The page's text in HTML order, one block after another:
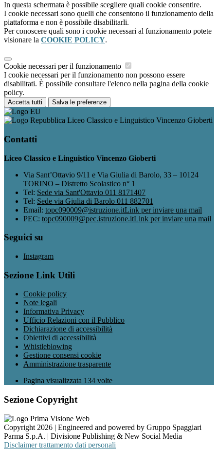
In questa schermata è possibile scegliere quali cookie consentire.
I cookie necessari sono quelli che consentono il funzionamento della
piattaforma e non è possibile disabilitarli.
Per conoscere quali sono i cookie necessari al funzionamento potete
visionare la COOKIE POLICY.
Cookie necessari per il funzionamento
I cookie necessari per il funzionamento non possono essere
disabilitati. È possibile consultare l'elenco nella pagina della cookie
policy.
Accetta tutti Salva le preferenze
Liceo Classico e Linguistico Vincenzo Gioberti
Contatti
Liceo Classico e Linguistico Vincenzo Gioberti
Via Sant’Ottavio 9/11 e Via Giulia di Barolo, 33 – 10124
TORINO – Distretto Scolastico n° 1
Tel: Sede via Sant'Ottavio 011 8171407
Tel: Sede via Giulia di Barolo 011 882701
Email: topc090009@istruzione.itLink per inviare una mail
PEC: topc090009@pec.istruzione.itLink per inviare una mail
Seguici su
Instagram
Sezione Link Utili
Cookie policy
Note legali
Informativa Privacy
Ufficio Relazioni con il Pubblico
Dichiarazione di accessibilità
Obiettivi di accessibilità
Whistleblowing
Gestione consensi cookie
Amministrazione trasparente
Pagina visualizzata 134 volte
Sezione Copyright
Copyright 2026 | Engineered and powered by Gruppo Spaggiari
Parma S.p.A. | Divisione Publishing & New Social Media
Disclaimer trattamento dati personali